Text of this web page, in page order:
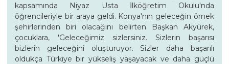
kapsamında Niyaz Usta İlköğretim Okulu'nda
öğrencileriyle bir araya geldi. Konya'nın geleceğin örnek
şehirlerinden biri olacağını belirten Başkan Akyürek,
çocuklara, 'Geleceğimiz sizlersiniz. Sizlerin başarısı
bizlerin geleceğini oluşturuyor. Sizler daha başarılı
oldukça Türkiye bir yükseliş yaşayacak ve daha güçlü